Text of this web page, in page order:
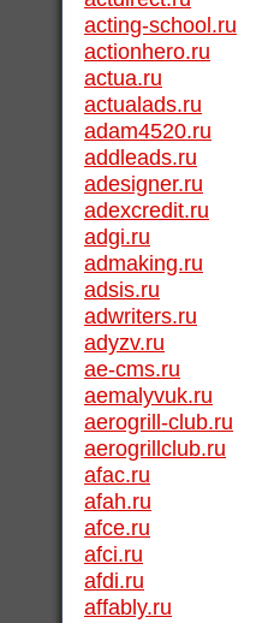
acting-school.ru
actionhero.ru
actua.ru
actualads.ru
adam4520.ru
addleads.ru
adesigner.ru
adexcredit.ru
adgi.ru
admaking.ru
adsis.ru
adwriters.ru
adyzv.ru
ae-cms.ru
aemalyvuk.ru
aerogrill-club.ru
aerogrillclub.ru
afac.ru
afah.ru
afce.ru
afci.ru
afdi.ru
affably.ru